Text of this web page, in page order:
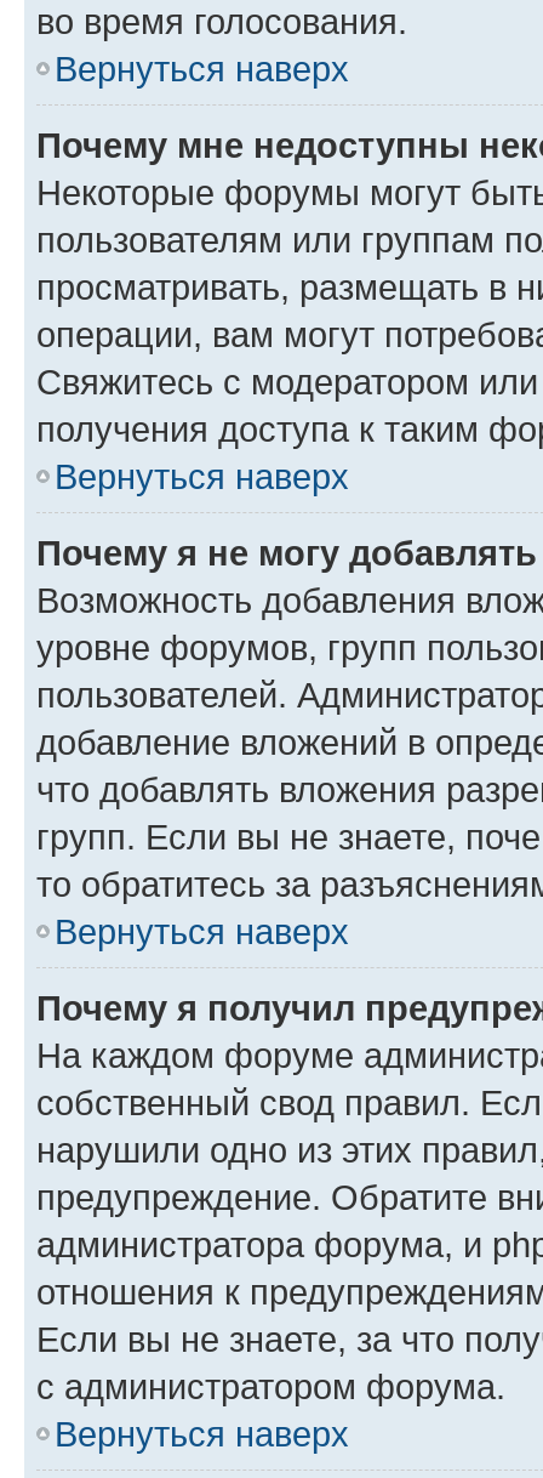
во время голосования.
Вернуться наверх
Почему мне недоступны
Некоторые форумы могут
пользователям или группам
просматривать, размещать в
операции, вам могут
Свяжитесь с модератором
получения доступа к таким
Вернуться наверх
Почему я не могу
Возможность добавления
уровне форумов, групп
пользователей.
добавление вложений в
что добавлять вложения
групп. Если вы не знаете,
то обратитесь за
Вернуться наверх
Почему я получил
На каждом форуме
собственный свод правил.
нарушили одно из этих
предупреждение. Обратите
администратора форума, и
отношения к
Если вы не знаете, за что
с администратором форума.
Вернуться наверх